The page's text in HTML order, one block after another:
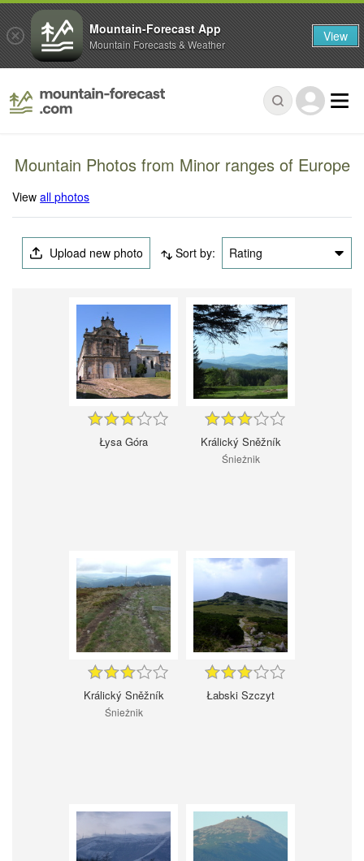
Mountain Photos from Minor ranges of Europe
Viewall photos
Upload new photo Sort by: Rating
Łysa Góra Králický Sněžník
Śnieżnik
Králický Sněžník
Śnieżnik
Łabski Szczyt
Mountain-Forecast App
Mountain Forecasts & Weather View